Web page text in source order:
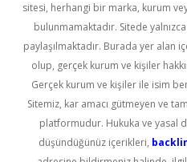
sitesi, herhangi bir marka, kurum
bulunmamaktadır. Sitede
paylaşılmaktadır. Burada yer alan
olup, gerçek kurum ve kişiler
Gerçek kurum ve kişiler ile isim
Sitemiz, kar amacı gütmeyen ve
platformudur. Hukuka ve yasal
düşündüğünüz içerikleri,